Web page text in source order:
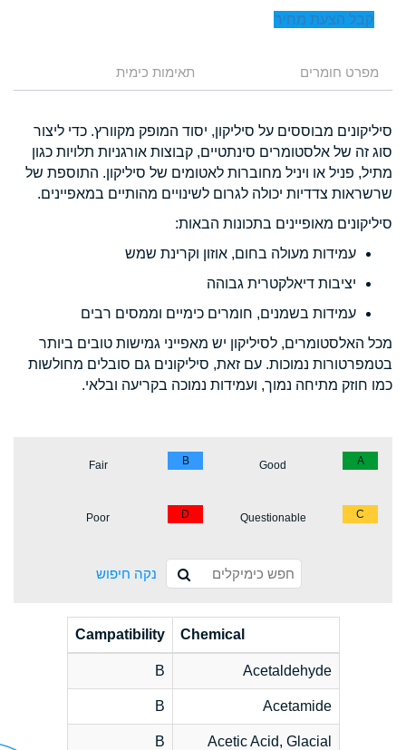
קבל הצעת מחיר
מפרט חומרים תאימות כימית
סיליקונים מבוססים על סיליקון, יסוד המופק מקוורץ. כדי ליצור
סוג זה של אלסטומרים סינתטיים, קבוצות אורגניות תלויות כגון
מתיל, פניל או ויניל מחוברות לאטומים של סיליקון. התוספת של
שרשראות צדדיות יכולה לגרום לשינויים מהותיים במאפיינים.
סיליקונים מאופיינים בתכונות הבאות:
עמידות מעולה בחום, אוזון וקרינת שמש
יציבות דיאלקטרית גבוהה
עמידות בשמנים, חומרים כימיים וממסים רבים
מכל האלסטומרים, לסיליקון יש מאפייני גמישות טובים ביותר
בטמפרטורות נמוכות. עם זאת, סיליקונים גם סובלים מחולשות
כמו חוזק מתיחה נמוך, ועמידות נמוכה בקריעה ובלאי.
A
Good
B
Fair
C
Questionable
D
Poor
נקה חיפוש
Chemical
Campatibility
Acetaldehyde
B
Acetamide
B
Acetic Acid, Glacial
B